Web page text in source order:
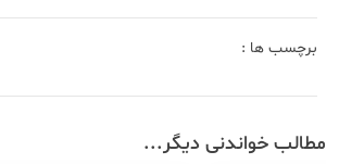
برچسب ها :
مطالب خواندنی دیگر...